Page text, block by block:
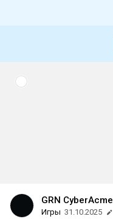
GRN CyberAcme
Игры 31.10.2025